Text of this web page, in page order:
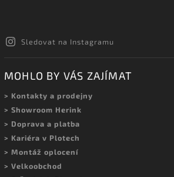
MOHLO BY VÁS ZAJÍMAT
> Showroom Herink